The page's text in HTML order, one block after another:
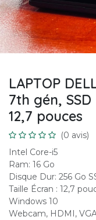
LAPTOP
7th gén, SSD
12,7 pouces
(0 avis)
Intel Core-i5
Ram: 16 Go
Disque Dur: 256 Go
Taille Écran : 12,7
Windows 10
Webcam, HDMI,